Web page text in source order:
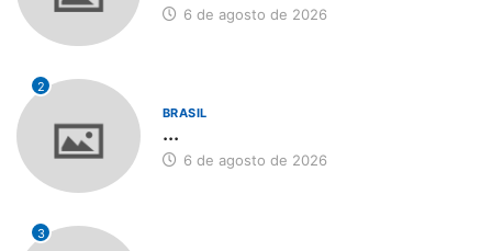
6 de agosto de 2026
2
BRASIL
...
6 de agosto de 2026
3